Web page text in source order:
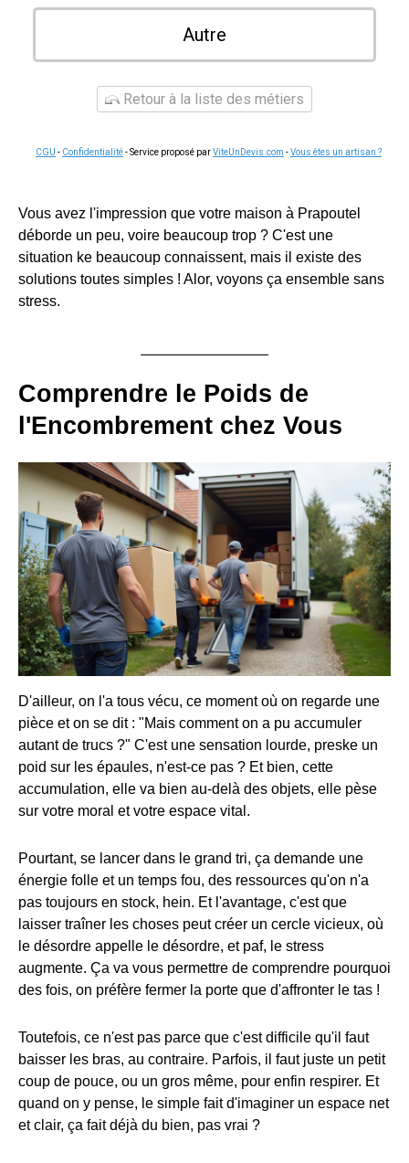
Autre
Retour à la liste des métiers
CGU - Confidentialité- Service proposé parViteUnDevis.com -Vous êtes un artisan ?
Vous avez l'impression que votre maison à Prapoutel
déborde un peu, voire beaucoup trop ? C'est une
situation ke beaucoup connaissent, mais il existe des
solutions toutes simples ! Alor, voyons ça ensemble sans
stress.
Comprendre le Poids de
l'Encombrement chez Vous
D'ailleur, on l'a tous vécu, ce moment où on regarde une
pièce et on se dit : "Mais comment on a pu accumuler
autant de trucs ?" C'est une sensation lourde, preske un
poid sur les épaules, n'est-ce pas ? Et bien, cette
accumulation, elle va bien au-delà des objets, elle pèse
sur votre moral et votre espace vital.
Pourtant, se lancer dans le grand tri, ça demande une
énergie folle et un temps fou, des ressources qu'on n'a
pas toujours en stock, hein. Et l'avantage, c'est que
laisser traîner les choses peut créer un cercle vicieux, où
le désordre appelle le désordre, et paf, le stress
augmente. Ça va vous permettre de comprendre pourquoi
des fois, on préfère fermer la porte que d'affronter le tas !
Toutefois, ce n'est pas parce que c'est difficile qu'il faut
baisser les bras, au contraire. Parfois, il faut juste un petit
coup de pouce, ou un gros même, pour enfin respirer. Et
quand on y pense, le simple fait d'imaginer un espace net
et clair, ça fait déjà du bien, pas vrai ?